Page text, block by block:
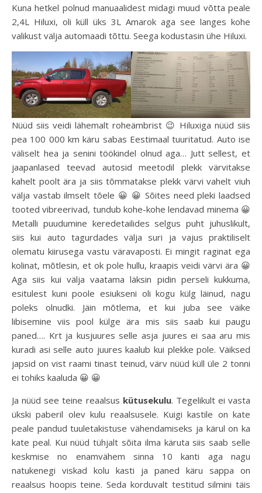
Kuna hetkel polnud manuaalidest midagi muud võtta peale
2,4L Hiluxi, oli küll üks 3L Amarok aga see langes kohe
valikust välja automaadi tõttu. Seega kodustasin ühe Hiluxi.
Nüüd siis veidi lähemalt roheämbrist 😉 Hiluxiga nüüd siis
pea 100 000 km käru sabas Eestimaal tuuritatud. Auto ise
väliselt hea ja senini töökindel olnud aga… Jutt sellest, et
jaapanlased teevad autosid meetodil plekk värvitakse
kahelt poolt ära ja siis tõmmatakse plekk värvi vahelt viuh
välja vastab ilmselt tõele 😀 😀 Sõites need pleki laadsed
tooted vibreerivad, tundub kohe-kohe lendavad minema 😀
Metalli puudumine keredetailides selgus puht juhuslikult,
siis kui auto tagurdades välja suri ja vajus praktiliselt
olematu kiirusega vastu väravaposti. Ei mingit raginat ega
kolinat, mõtlesin, et ok pole hullu, kraapis veidi värvi ära 😀
Aga siis kui välja vaatama läksin pidin perseli kukkuma,
esitulest kuni poole esiukseni oli kogu külg läinud, nagu
poleks olnudki. Jäin mõtlema, et kui juba see väike
libisemine viis pool külge ära mis siis saab kui paugu
paned…. Krt ja kusjuures selle asja juures ei saa aru mis
kuradi asi selle auto juures kaalub kui plekke pole. Väiksed
japsid on vist raami tinast teinud, värv nüüd küll üle 2 tonni
ei tohiks kaaluda 😀 😀
Ja nüüd see teine reaalsus kütusekulu. Tegelikult ei vasta
ükski paberil olev kulu reaalsusele. Kuigi kastile on kate
peale pandud tuuletakistuse vähendamiseks ja kärul on ka
kate peal. Kui nüüd tühjalt sõita ilma käruta siis saab selle
keskmise no enamvähem sinna 10 kanti aga nagu
natukenegi viskad kolu kasti ja paned käru sappa on
reaalsus hoopis teine. Seda korduvalt testitud silmini täis